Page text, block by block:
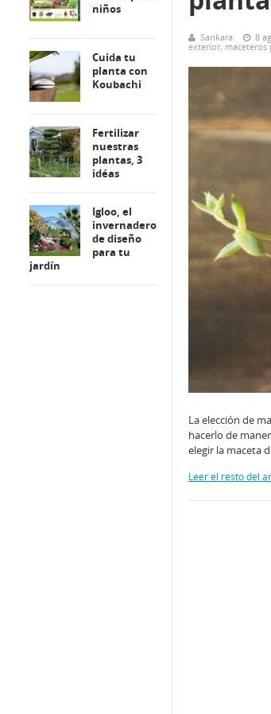
Sankara 8
exterior, maceteros
La elección de
hacerlo de
elegir la maceta
Leer el resto del
niños
Cuida tu
planta con
Koubachi
Fertilizar
nuestras
plantas, 3
idéas
Igloo, el
invernadero
de diseño
para tu
jardín